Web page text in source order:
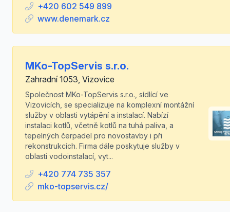
+420 602 549 899
www.denemark.cz
MKo-TopServis s.r.o.
Zahradní 1053, Vizovice
Společnost MKo-TopServis s.r.o., sídlící ve
Vizovicích, se specializuje na komplexní montážní
služby v oblasti vytápění a instalací. Nabízí
instalaci kotlů, včetně kotlů na tuhá paliva, a
tepelných čerpadel pro novostavby i při
rekonstrukcích. Firma dále poskytuje služby v
oblasti vodoinstalací, vyt...
+420 774 735 357
mko-topservis.cz/